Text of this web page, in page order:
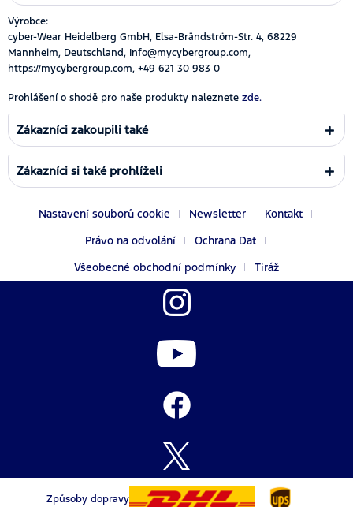
Výrobce:
cyber-Wear Heidelberg GmbH, Elsa-Brändström-Str. 4, 68229
Mannheim, Deutschland, Info@mycybergroup.com,
https://mycybergroup.com, +49 621 30 983 0
Prohlášení o shodě pro naše produkty naleznete zde.
Zákazníci zakoupili také
Zákazníci si také prohlíželi
Nastavení souborů cookie Newsletter
Kontakt
Právo na odvolání
Ochrana Dat
Všeobecné obchodní podmínky
Tiráž
Způsoby dopravy